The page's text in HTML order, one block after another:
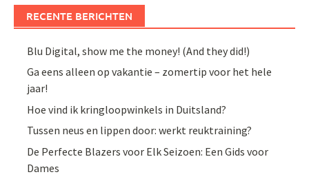
RECENTE BERICHTEN
Blu Digital, show me the money! (And they did!)
Ga eens alleen op vakantie – zomertip voor het hele
jaar!
Hoe vind ik kringloopwinkels in Duitsland?
Tussen neus en lippen door: werkt reuktraining?
De Perfecte Blazers voor Elk Seizoen: Een Gids voor
Dames